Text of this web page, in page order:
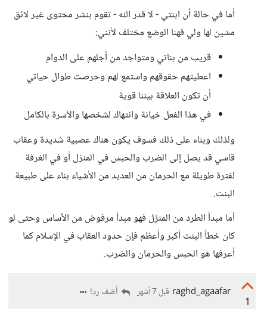
أما في حالة أن ابنتي - لا قدر الله - تقوم بنشر محتوى غير لائق
مشين لها ولي فهنا الوضع مختلف لأنني:
قريب من بناتي ومتواجد من أجلهم على الدوام
اعطيتهم حقوقهم واستمع لهم وحرصت طوال حياتي
أن تكون العلاقة بيننا قوية
في هذا الفعل خيانة وانتهاك لشخصها والأسرة بالكامل
ولذلك وبناء على ذلك فسوف يكون هناك عصبية شديدة وعقاب
قاسي قد يصل إلى الضرب والحبس في المنزل أو في الغرفة
لفترة طويلة مع الحرمان من العديد من الأشياء بناء على طبيعة
البنت.
أما مبدأ الطرد من المنزل فهو مبدأ مرفوض من الأساس وحتى لو
كان خطأ البنت أكبر وأعظم فإن حدود العقاب في الإسلام كما
أعرفها هو الحبس والحرمان والضرب.
1
raghd_agaafar قبل 7 أشهر أضف ردا